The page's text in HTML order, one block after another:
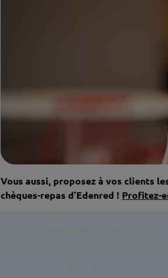
Vous aussi, proposez à vos clients
chèques-repas d’Edenred ! Profitez-